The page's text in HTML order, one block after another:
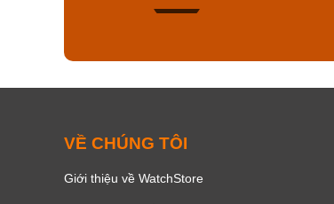
VỀ CHÚNG TÔI
Giới thiệu về WatchStore